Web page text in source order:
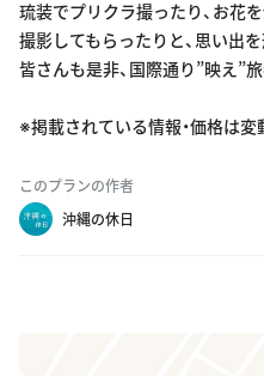
琉装でプリクラ撮ったり、お花
撮影してもらったりと、思い出
皆さんも是非、国際通り”映え”
※掲載されている情報・価格は変
このプランの作者
沖縄の休日